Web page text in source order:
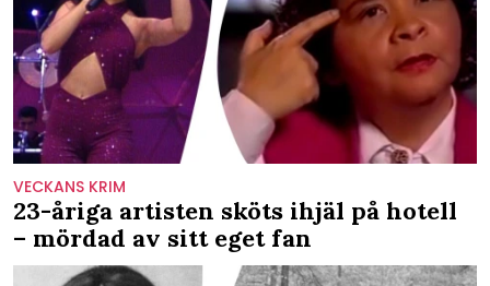
VECKANS KRIM
23-åriga artisten sköts ihjäl på hotell
– mördad av sitt eget fan